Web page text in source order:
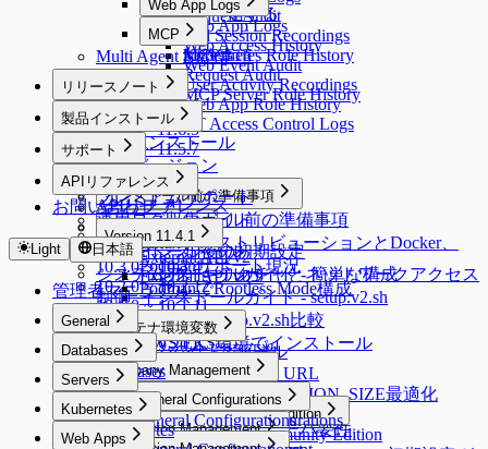
信する
Request Audit
Pod Session Recordings
Kubernetes Role History
Web App Logs
Web App Logs
Web Access History
Web Event Audit
User Activity Recordings
Web App Role History
JIT Access Control Logs
MCP
MCP
Request Audit
MCP Server Role History
Multi Agent 制約事項
リリースノート
Release Notes
11.6.0 ~ 11.6.5
11.5.0 ~ 11.5.7
11.4.0
11.3.0
11.2.0
11.1.0 ~ 11.1.2
11.0.0
10.3.0 ~ 10.3.4
10.2.0 ~ 10.2.12
10.1.0 ~ 10.1.11
10.0.0 ~ 10.0.2
9.20.0 ~ 9.20.2
9.19.0
9.18.0 ~ 9.18.3
9.17.0 ~ 9.17.1
9.16.0 ~ 9.16.4
9.15.0 ~ 9.15.4
製品インストール
製品インストール
製品バージョン
インストール前の準備事項
インストール前の準備事項
LinuxディストリビューションとDocker、
Podmanサポート現況
PodmanでRootless Mode構成
インストール
インストール
インストールガイド - 簡単な構成
インストールガイド - setup.v2.sh
setup.sh、setup.v2.sh比較
AWS EKS環境でインストール
インストール後の初期設定
システムアーキテクチャとネットワークアクセス
制御
コンテナ環境変数
コンテナ環境変数
QUERYPIE_WEB_URL
DB_MAX_CONNECTION_SIZE最適化
ライセンスインストール
サーバ構成要件
サーバ構成要件
Public Cloud運用サーバ要件
QueryPie ACP Community Edition
QueryPie ACP Community Edition
サポート
サポート
プレミアムサポート
運用ログ収集ガイド
APIリファレンス
APIリファレンス
Version 11.4.1
External API v2
External API v0.9
お問い合わせ
Light 日本語
管理者マニュアル
General
General
Company Management
Company Management
General
Security
User Management
User Management
Workflow Management
Databases
Databases
DAC General Configurations
DAC General Configurations
Unmasking Zones
Connection Management
Servers
Servers
SAC General Configurations
Kubernetes
Kubernetes
Web Apps